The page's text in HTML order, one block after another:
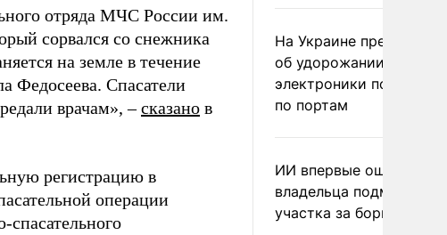
отряда МЧС России им.
сорвался со снежника
на земле в течение
Федосеева. Спасатели
врачам», –сказано в
регистрацию в
операции
На Украине
об удорожании
электроники после
по портам
ИИ впервые
владельца
участка за борщевик